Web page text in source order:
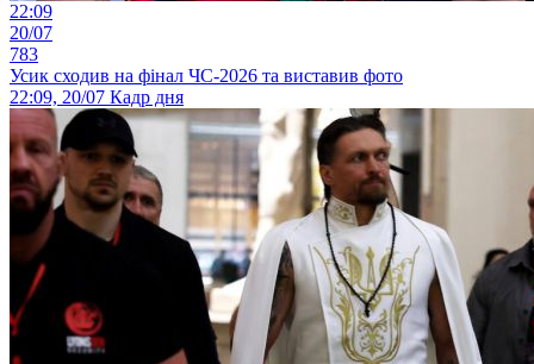
22:09
20/07
783
Усик сходив на фінал ЧС-2026 та виставив фото
22:09, 20/07 Кадр дня